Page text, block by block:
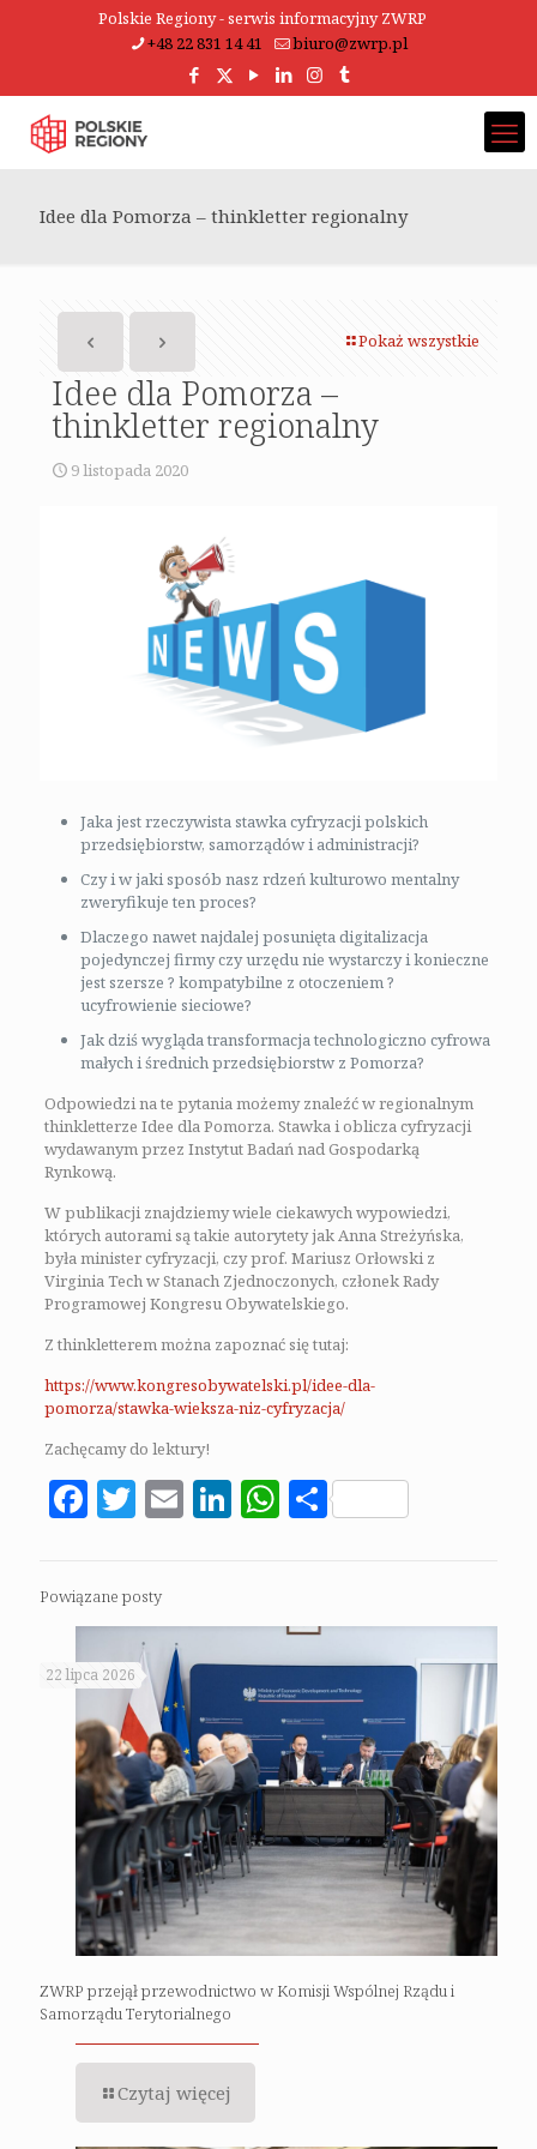
Polskie Regiony - serwis informacyjny ZWRP
+48 22 831 14 41
biuro@zwrp.pl
Idee dla Pomorza – thinkletter regionalny
Pokaż wszystkie
Idee dla Pomorza –
thinkletter regionalny
9 listopada 2020
Jaka jest rzeczywista stawka cyfryzacji polskich
przedsiębiorstw, samorządów i administracji?
Czy i w jaki sposób nasz rdzeń kulturowo mentalny
zweryfikuje ten proces?
Dlaczego nawet najdalej posunięta digitalizacja
pojedynczej firmy czy urzędu nie wystarczy i konieczne
jest szersze ? kompatybilne z otoczeniem ?
ucyfrowienie sieciowe?
Jak dziś wygląda transformacja technologiczno cyfrowa
małych i średnich przedsiębiorstw z Pomorza?
Odpowiedzi na te pytania możemy znaleźć w regionalnym
thinkletterze Idee dla Pomorza. Stawka i oblicza cyfryzacji
wydawanym przez Instytut Badań nad Gospodarką
Rynkową.
W publikacji znajdziemy wiele ciekawych wypowiedzi,
których autorami są takie autorytety jak Anna Streżyńska,
była minister cyfryzacji, czy prof. Mariusz Orłowski z
Virginia Tech w Stanach Zjednoczonych, członek Rady
Programowej Kongresu Obywatelskiego.
Z thinkletterem można zapoznać się tutaj:
https://www.kongresobywatelski.pl/idee-dla-
pomorza/stawka-wieksza-niz-cyfryzacja/
Zachęcamy do lektury!
Facebook
Twitter
Email
LinkedIn
WhatsApp
Share
Powiązane posty
22 lipca 2026
ZWRP przejął przewodnictwo w Komisji Wspólnej Rządu i
Samorządu Terytorialnego
Czytaj więcej